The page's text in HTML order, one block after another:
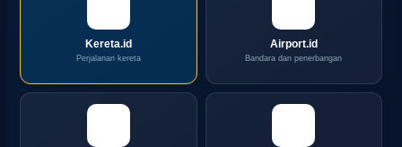
Kereta.id
Perjalanan kereta
Airport.id
Bandara dan penerbangan